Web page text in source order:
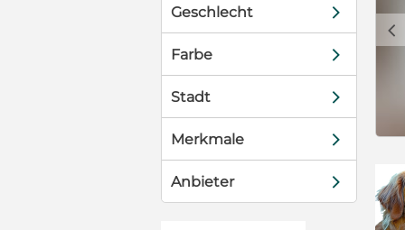
Geschlecht d
Farbe d
Stadt d
Merkmale d
Anbieter d
c